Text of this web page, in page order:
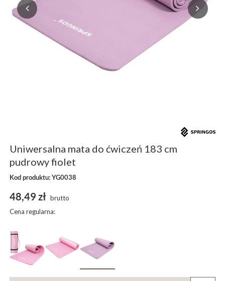
Uniwersalna mata do ćwiczeń 183 cm
pudrowy fiolet
Kod produktu: YG0038
48,49 zł brutto
Cena regularna: